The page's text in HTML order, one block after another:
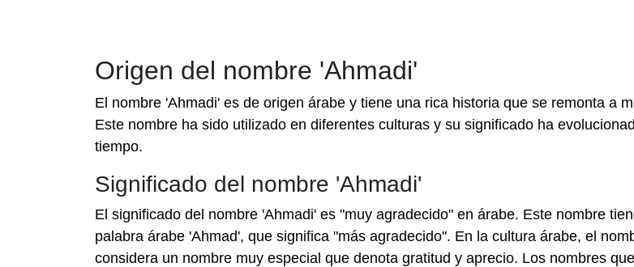
Origen del nombre 'Ahmadi'
El nombre 'Ahmadi' es de origen árabe y tiene una rica historia que se remonta a
Este nombre ha sido utilizado en diferentes culturas y su significado ha
tiempo.
Significado del nombre 'Ahmadi'
El significado del nombre 'Ahmadi' es "muy agradecido" en árabe. Este nombre
palabra árabe 'Ahmad', que significa "más agradecido". En la cultura árabe, el
considera un nombre muy especial que denota gratitud y aprecio. Los nombres